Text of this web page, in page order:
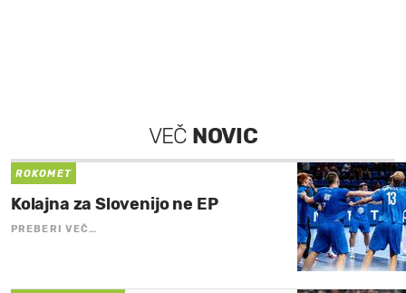
VEČ NOVIC
ROKOMET
Kolajna za Slovenijo ne EP
PREBERI VEČ…